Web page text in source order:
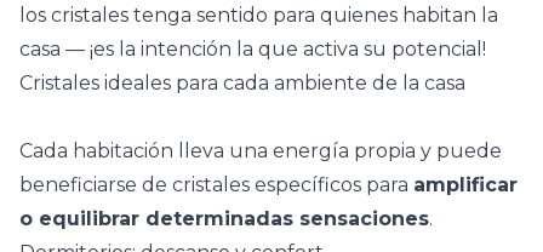
los cristales tenga sentido para quienes habitan la
casa — ¡es la intención la que activa su potencial!
Cristales ideales para cada ambiente de la casa
Cada habitación lleva una energía propia y puede
beneficiarse de cristales específicos para amplificar
o equilibrar determinadas sensaciones.